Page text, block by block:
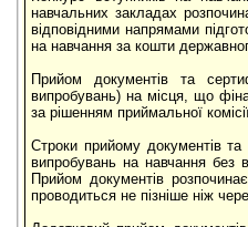
навчальних закладах
відповідними напрямами
на навчання за кошти
Прийом документів та
випробувань) на місця, що
за рішенням приймальної
Строки прийому документів та
випробувань на навчання без
Прийом документів
проводиться не пізніше ніж